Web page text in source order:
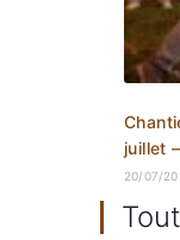
juillet
20/07/